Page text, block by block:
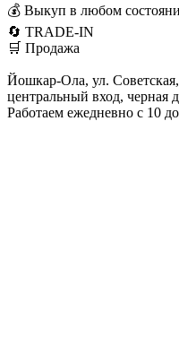
💰 Выкуп в любом
🔄 TRADE-IN
🛒 Продажа
Йошкар-Ола, ул.
центральный вход, черная
Работаем ежедневно с 10